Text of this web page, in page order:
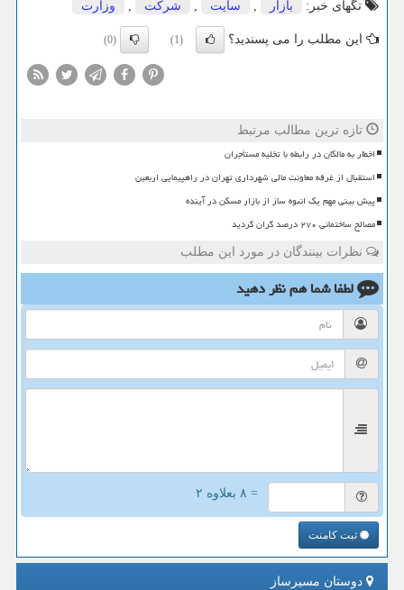
تگهای خبر: بازار , سایت , شركت , وزارت
این مطلب را می پسندید؟ (1)
(0)
تازه ترین مطالب مرتبط
اخطار به مالکان در رابطه با تخلیه مستأجران
استقبال از غرفه معاونت مالی شهرداری تهران در راهپیمایی اربعین
پیش بینی مهم یک انبوه ساز از بازار مسکن در آینده
مصالح ساختمانی ۲۷۰ درصد گران گردید
نظرات بینندگان در مورد این مطلب
لطفا شما همنظر دهید
= ۸ بعلاوه ۲
ثبت کامنت
دوستان مسیرساز